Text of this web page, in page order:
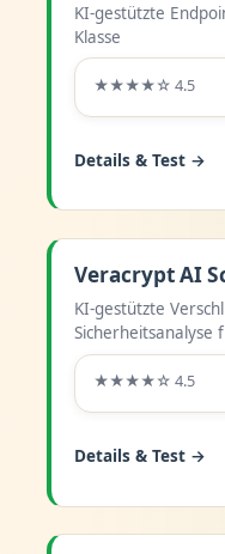
KI-gestützte
Klasse
★★★★☆ 4.5
Details & Test →
Veracrypt AI
KI-gestützte
Sicherheitsanalyse
★★★★☆ 4.5
Details & Test →